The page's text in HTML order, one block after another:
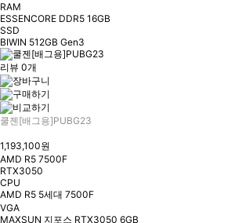
RAM
ESSENCORE DDR5 16GB
SSD
BIWIN 512GB Gen3
리뷰 0개
쿨젠[배그용]PUBG23
1,193,100원
AMD R5 7500F
RTX3050
CPU
AMD R5 5세대 7500F
VGA
MAXSUN 지포스 RTX3050 6GB